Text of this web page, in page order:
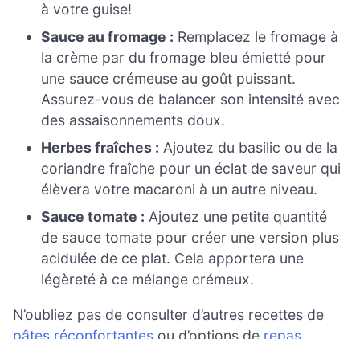
à votre guise!
Sauce au fromage : Remplacez le fromage à
la crème par du fromage bleu émietté pour
une sauce crémeuse au goût puissant.
Assurez-vous de balancer son intensité avec
des assaisonnements doux.
Herbes fraîches : Ajoutez du basilic ou de la
coriandre fraîche pour un éclat de saveur qui
élèvera votre macaroni à un autre niveau.
Sauce tomate : Ajoutez une petite quantité
de sauce tomate pour créer une version plus
acidulée de ce plat. Cela apportera une
légèreté à ce mélange crémeux.
N’oubliez pas de consulter d’autres recettes de
pâtes réconfortantes ou d’options de repas